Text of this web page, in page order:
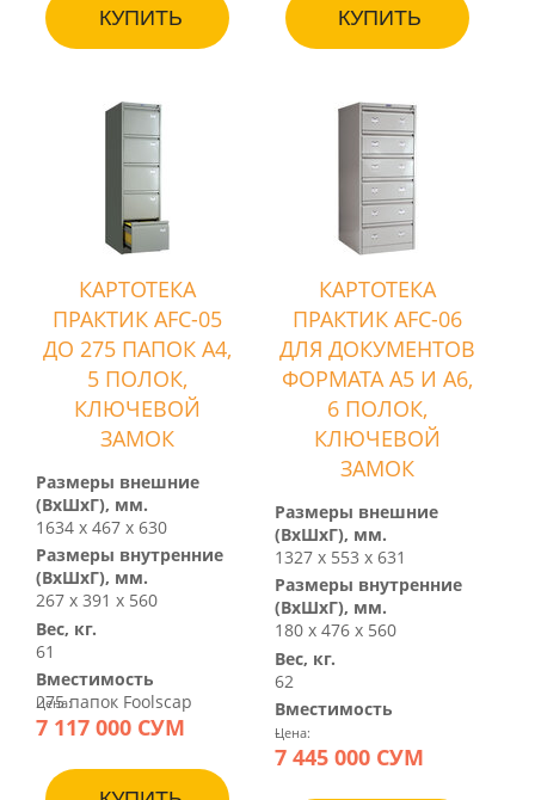
КУПИТЬ КУПИТЬ
КАРТОТЕКА
ПРАКТИК AFC-05
ДО 275 ПАПОК А4,
5 ПОЛОК,
КЛЮЧЕВОЙ
ЗАМОК
Размеры внешние
(ВхШхГ), мм.
1634 х 467 х 630
Размеры внутренние
(ВхШхГ), мм.
267 х 391 х 560
Вес, кг.
61
Вместимость
275 папок Foolscap
Цена:
7 117 000 СУМ
КАРТОТЕКА
ПРАКТИК AFC-06
ДЛЯ ДОКУМЕНТОВ
ФОРМАТА А5 И А6,
6 ПОЛОК,
КЛЮЧЕВОЙ
ЗАМОК
Размеры внешние
(ВхШхГ), мм.
1327 х 553 х 631
Размеры внутренние
(ВхШхГ), мм.
180 х 476 х 560
Вес, кг.
62
Вместимость
-
Цена:
7 445 000 СУМ